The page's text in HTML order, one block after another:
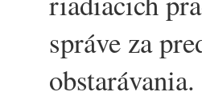
správe za
obstarávania.